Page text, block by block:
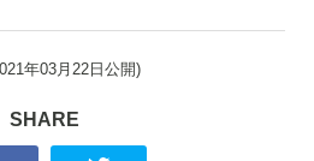
年03月22日 公開)
SHARE